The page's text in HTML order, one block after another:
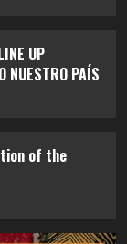
UP
NUESTRO PAÍS
of the